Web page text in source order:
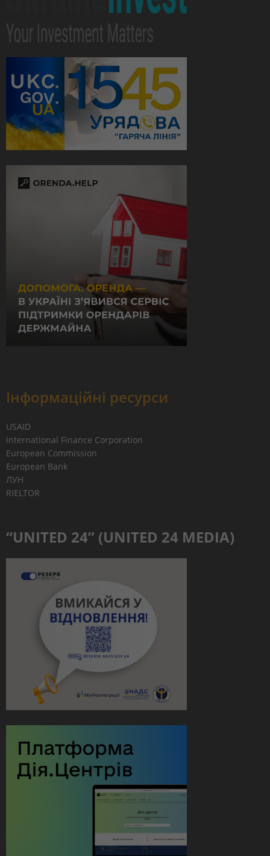
Інформаційні ресурси
USAID
International Finance Corporation
European Commission
European Bank
ЛУН
RIELTOR
“UNITED 24” (UNITED 24 MEDIA)